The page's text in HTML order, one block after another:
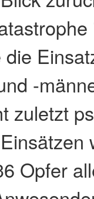
-
zuletzt
Opfer